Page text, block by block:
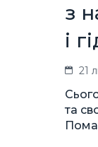
з
і
21
та